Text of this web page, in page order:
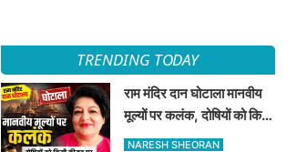
TRENDING TODAY
राम मंदिर दान घोटाला मानवीय
मूल्यों पर कलंक, दोषियों को किसी
कीमत पर न बख्शे अदालत —
NARESH SHEORAN